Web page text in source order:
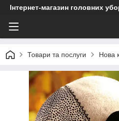
Інтернет-магазин головних
Товари та послуги Нова